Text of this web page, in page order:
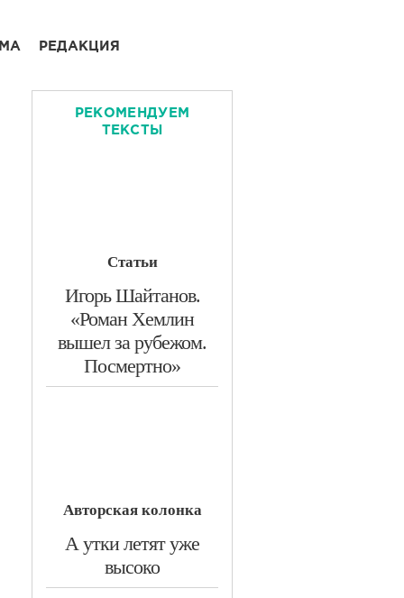
РЕДАКЦИЯ
РЕКОМЕНДУЕМ
ТЕКСТЫ
Статьи
​Игорь Шайтанов.
«Роман Хемлин
вышел за рубежом.
Посмертно»
Авторская колонка
​А утки летят уже
высоко